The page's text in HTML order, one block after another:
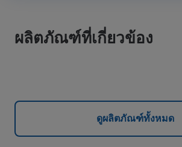
ผลิตภัณฑ์ที่เกี่ยวข้อง
ดูผลิตภัณฑ์ทั้งหมด